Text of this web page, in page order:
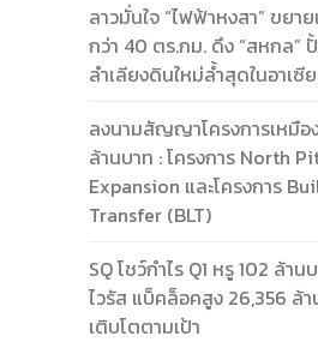
ลาวมั่นใจ “ไฟฟ้าหงสา” ขยา
กว่า 40 ตร.กม. ดึง “สหกล”
ลำเลียงดินใหม่ล้ำสุดในอาเซี
ลงนามสัญญาโครงการเหมือ
ล้านบาท : โครงการ North
Expansion และโครงการ
Transfer (BLT)
SQ โชว์กำไร Q1 หรู 102 ล้า
ไวรัส แบ็คล็อคสูง 26,356 ล้
เติบโตตามเป้า